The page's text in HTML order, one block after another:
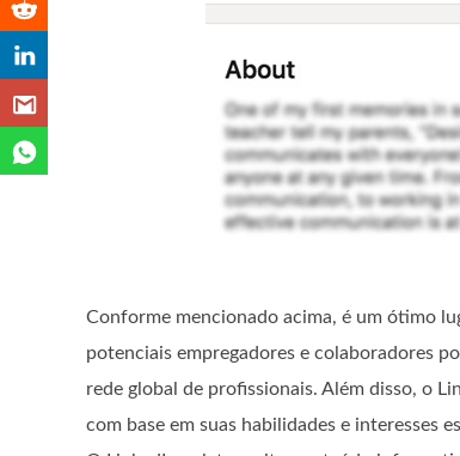
Conforme mencionado acima, é um ótimo
potenciais empregadores e colaboradores
rede global de profissionais. Além disso, o
com base em suas habilidades e interesses